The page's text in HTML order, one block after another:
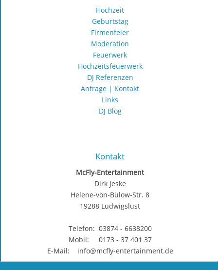
Hochzeit
Geburtstag
Firmenfeier
Moderation
Feuerwerk
Hochzeitsfeuerwerk
DJ Referenzen
Anfrage | Kontakt
Links
DJ Blog
Kontakt
McFly-Entertainment
Dirk Jeske
Helene-von-Bülow-Str. 8
19288 Ludwigslust
Telefon: 03874 - 6638200
Mobil: 0173 - 37 401 37
E-Mail: info@mcfly-entertainment.de